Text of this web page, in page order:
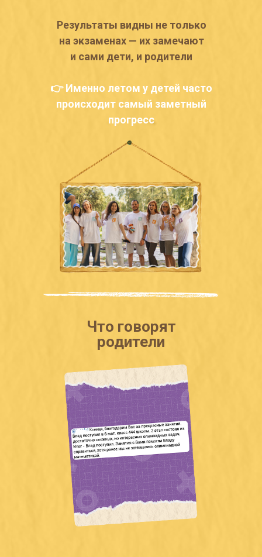
Результаты видны не только
на экзаменах — их замечают
и сами дети, и родители
👉 Именно летом у детей часто
происходит самый заметный
прогресс
Что говорят
родители